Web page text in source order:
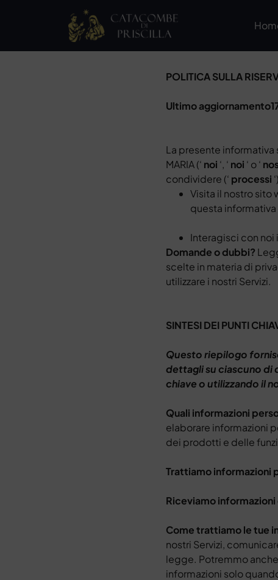
POLITICA SULLA
Ultimo
La presente informativa
MARIA (‘ noi ‘, ‘ noi ‘ o ‘
condividere (‘ processi
Visita il nostro sito
questa
Interagisci con
Domande o dubbi?
scelte in materia di
utilizzare i nostri Servizi.
SINTESI DEI PUNTI
Questo riepilogo
dettagli su ciascuno di
chiave o utilizzando il
Quali informazioni
elaborare informazioni
dei prodotti e delle
Trattiamo informazioni
Riceviamo informazioni
Come trattiamo le tue
nostri Servizi,
legge. Potremmo
informazioni solo